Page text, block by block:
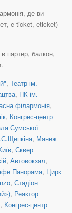
де ви
e-ticket, eticket)
партер, балкон,
, Театр ім.
, ПК ім.
філармонія,
, Конгрес-центр
Сумської
, Манеж
, Сквер
, Автовокзал,
Панорама, Цирк
, Стадіон
, Реактор
, Конгрес-центр